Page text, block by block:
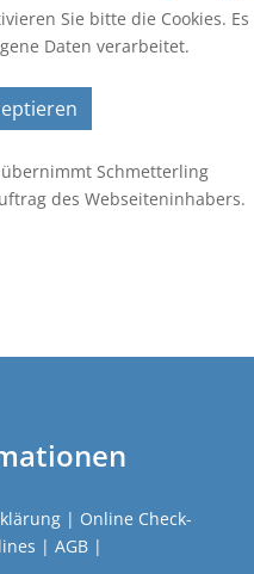
Sie bitte die Cookies. Es
Daten verarbeitet.
Schmetterling
des Webseiteninhabers.
| Online Check-
| AGB|